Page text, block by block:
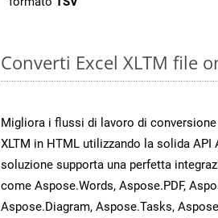
Converti Excel XLTM file
Migliora i flussi di lavoro di
XLTM in HTML utilizzando la solida
soluzione supporta una perfetta
come Aspose.Words, Aspose.PDF,
Aspose.Diagram, Aspose.Tasks,